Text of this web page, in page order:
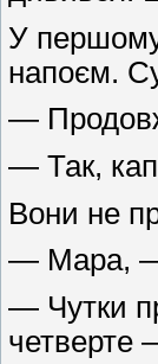
У першому
напоєм.
—
— Так,
Вони не
— Мара, —
— Чутки
четверте